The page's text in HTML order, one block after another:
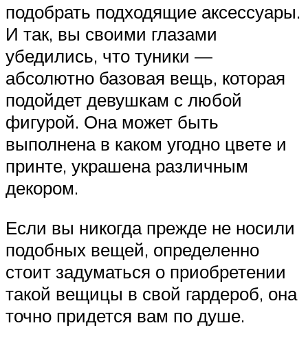
подобрать подходящие аксессуары.
И так, вы своими глазами
убедились, что туники —
абсолютно базовая вещь, которая
подойдет девушкам с любой
фигурой. Она может быть
выполнена в каком угодно цвете и
принте, украшена различным
декором.
Если вы никогда прежде не носили
подобных вещей, определенно
стоит задуматься о приобретении
такой вещицы в свой гардероб, она
точно придется вам по душе.